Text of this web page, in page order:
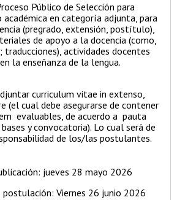
Público de Selección para
académica en categoría adjunta, para
(pregrado, extensión, postítulo),
de apoyo a la docencia (como,
traducciones), actividades docentes
la enseñanza de la lengua.
curriculum vitae in extenso,
(el cual debe asegurarse de contener
evaluables, de acuerdo a pauta
y convocatoria). Lo cual será de
de los/las postulantes.
: jueves 28 mayo 2026
postulación: Viernes 26 junio 2026